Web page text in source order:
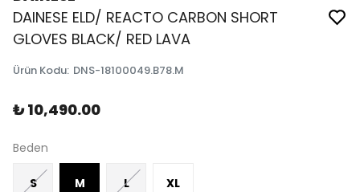
DAINESE ELD/ REACTO CARBON SHORT
GLOVES BLACK/ RED LAVA
Ürün Kodu: DNS-18100049.B78.M
₺ 10,490.00
Beden
S M L XL